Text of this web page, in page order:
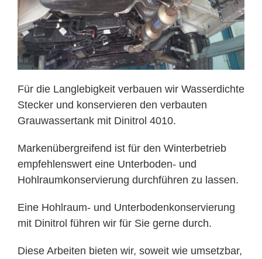
Für die Langlebigkeit verbauen wir Wasserdichte
Stecker und konservieren den verbauten
Grauwassertank mit Dinitrol 4010.
Markenübergreifend ist für den Winterbetrieb
empfehlenswert eine Unterboden- und
Hohlraumkonservierung durchführen zu lassen.
Eine Hohlraum- und Unterbodenkonservierung
mit Dinitrol führen wir für Sie gerne durch.
Diese Arbeiten bieten wir, soweit wie umsetzbar,